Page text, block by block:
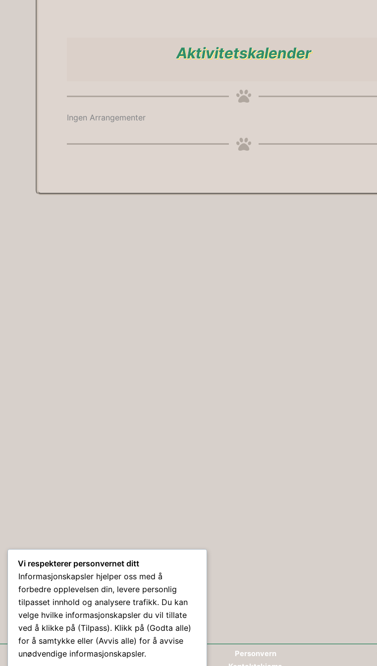
Aktivitetskalender
Ingen Arrangementer
© Holmestrand Hundeklubb 2026 ©
Personvern
Vi respekterer personvernet ditt
Informasjonskapsler hjelper oss med å
forbedre opplevelsen din, levere personlig
tilpasset innhold og analysere trafikk. Du kan
velge hvilke informasjonskapsler du vil tillate
ved å klikke på (Tilpass). Klikk på (Godta alle)
for å samtykke eller (Avvis alle) for å avvise
unødvendige informasjonskapsler.